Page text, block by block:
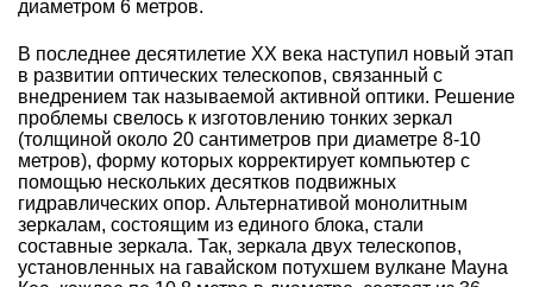
диаметром 6 метров.
В последнее десятилетие ХХ века наступил новый этап
в развитии оптических телескопов, связанный с
внедрением так называемой активной оптики. Решение
проблемы свелось к изготовлению тонких зеркал
(толщиной около 20 сантиметров при диаметре 8-10
метров), форму которых корректирует компьютер с
помощью нескольких десятков подвижных
гидравлических опор. Альтернативой монолитным
зеркалам, состоящим из единого блока, стали
составные зеркала. Так, зеркала двух телескопов,
установленных на гавайском потухшем вулкане Мауна